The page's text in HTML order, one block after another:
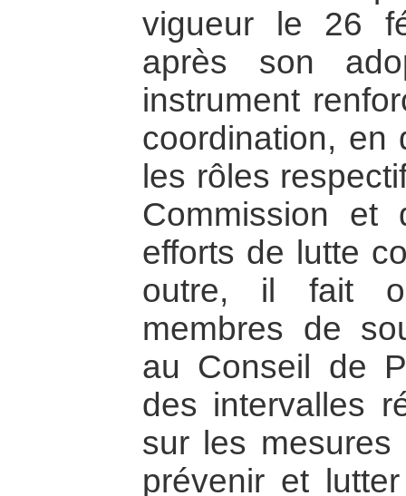
vigueur le 26
après son
instrument
coordination, en
les rôles
Commission et
efforts de lutte
outre, il fait
membres de
au Conseil de
des intervalles
sur les mesures
prévenir et